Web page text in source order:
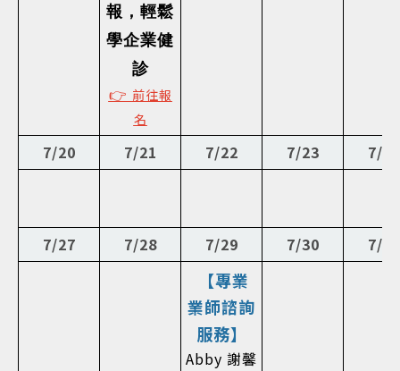
報，輕鬆
學企業健
診
👉 前往報
名
7/20 7/21 7/22 7/23 7/24
7/27 7/28 7/29 7/30 7/31
【專業
業師諮詢
服務】
Abby 謝馨